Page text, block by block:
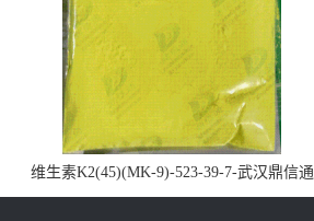
维生素K2(45)(MK-9)-523-39-7-武汉鼎信通
药业大量现货供应